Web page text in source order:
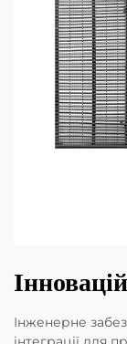
Інженерне